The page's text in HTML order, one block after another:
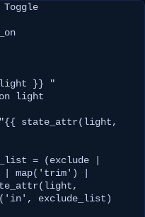
}} "
light
"{{ state_attr(light,
= (exclude
|
| map( 'trim' )
|
(
( 'in' , exclude_list)